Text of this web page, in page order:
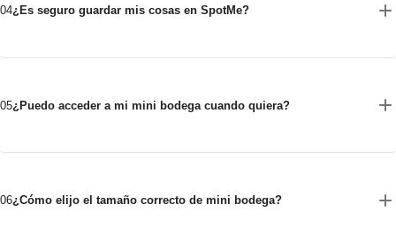
04¿Es seguro guardar mis cosas en SpotMe?
05¿Puedo acceder a mi mini bodega cuando quiera?
06¿Cómo elijo el tamaño correcto de mini bodega?